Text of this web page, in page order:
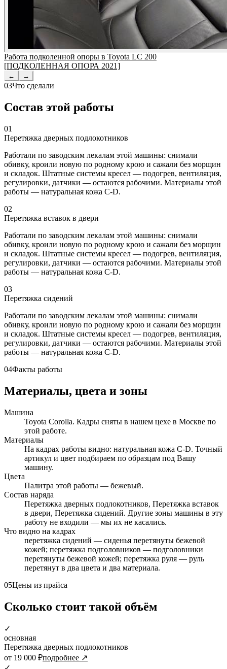
Работа подколенной опоры в Toyota LC 200
[ПОДКОЛЕННАЯ ОПОРА 2021]
← →
03Что сделали
Состав этой работы
01
Перетяжка дверных подлокотников
Работали по заводским лекалам этой машины: снимали
обивку, кроили новую по родному крою и сажали без морщин
и складок. Штатные системы кресел — подогрев, вентиляция,
регулировки, датчики — остаются рабочими. Материалы этой
работы — натуральная кожа C-D.
02
Перетяжка вставок в двери
Работали по заводским лекалам этой машины: снимали
обивку, кроили новую по родному крою и сажали без морщин
и складок. Штатные системы кресел — подогрев, вентиляция,
регулировки, датчики — остаются рабочими. Материалы этой
работы — натуральная кожа C-D.
03
Перетяжка сидений
Работали по заводским лекалам этой машины: снимали
обивку, кроили новую по родному крою и сажали без морщин
и складок. Штатные системы кресел — подогрев, вентиляция,
регулировки, датчики — остаются рабочими. Материалы этой
работы — натуральная кожа C-D.
04Факты работы
Материалы, цвета и зоны
Машина
Toyota Corolla. Кадры сняты в нашем цехе в Москве по
этой работе.
Материалы
На кадрах работы видно: натуральная кожа C-D. Точный
артикул и цвет подбираем по образцам под Вашу
машину.
Цвета
Палитра этой работы — бежевый.
Состав наряда
Перетяжка дверных подлокотников, Перетяжка вставок
в двери, Перетяжка сидений. Другие зоны машины в эту
работу не входили — мы их не касались.
Что видно на кадрах
перетяжка сидений — сиденья перетянуты бежевой
кожей; перетяжка подголовников — подголовники
перетянуты бежевой кожей; перетяжка руля — руль
перетянут в два цвета и два материала.
05Цены из прайса
Сколько стоит такой объём
✓
основная
Перетяжка дверных подлокотников
от 19 000 ₽подробнее ↗